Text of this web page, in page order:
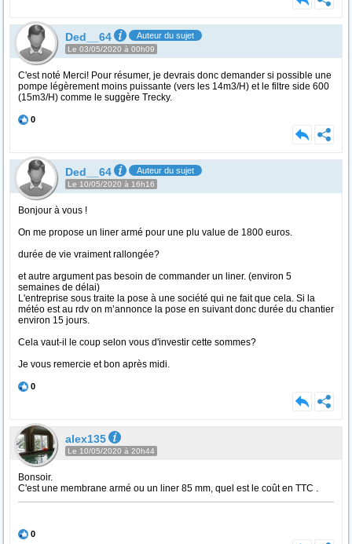
Ded__64 Auteur du sujet
Le 03/05/2020 à 00h09
C'est noté Merci! Pour résumer, je devrais donc demander si possible une
pompe légèrement moins puissante (vers les 14m3/H) et le filtre side 600
(15m3/H) comme le suggère Trecky.
0
Ded__64 Auteur du sujet
Le 10/05/2020 à 16h16
Bonjour à vous !
On me propose un liner armé pour une plu value de 1800 euros.
durée de vie vraiment rallongée?
et autre argument pas besoin de commander un liner. (environ 5
semaines de délai)
L'entreprise sous traite la pose à une société qui ne fait que cela. Si la
météo est au rdv on m’annonce la pose en suivant donc durée du chantier
environ 15 jours.
Cela vaut-il le coup selon vous d'investir cette sommes?
Je vous remercie et bon après midi.
0
alex135
Le 10/05/2020 à 20h44
Bonsoir.
C'est une membrane armé ou un liner 85 mm, quel est le coût en TTC .
0